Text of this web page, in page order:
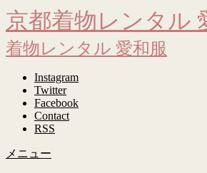
京都着物レンタル
着物レンタル 愛和服
Instagram
Twitter
Facebook
Contact
RSS
メニュー